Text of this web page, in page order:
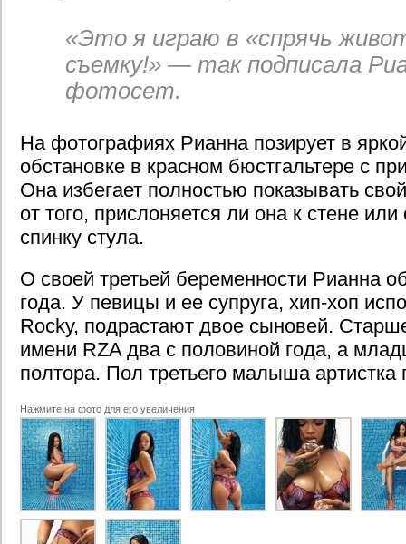
«Это я играю в «спрячь
съемку!» — так подписала
фотосет.
На фотографиях Рианна позирует в
обстановке в красном бюстгальтере с
Она избегает полностью показывать
от того, прислоняется ли она к стене
спинку стула.
О своей третьей беременности Рианна
года. У певицы и ее супруга, хип-хоп
Rocky, подрастают двое сыновей.
имени RZA два с половиной года, а
полтора. Пол третьего малыша артистка
Нажмите на фото для его увеличения